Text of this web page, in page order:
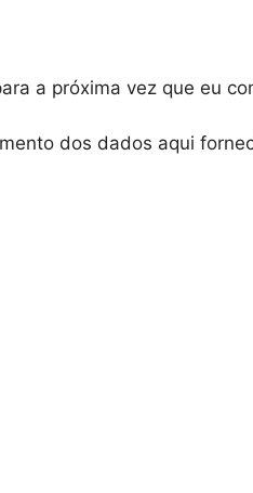
a próxima vez que eu
dos dados aqui